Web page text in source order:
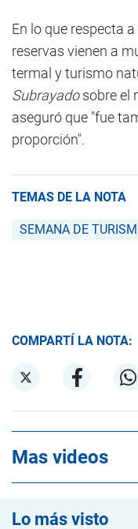
En lo que respecta
reservas vienen a
termal y turismo
Subrayadosobre el
aseguró que "fue
proporción".
TEMAS DE LA NOTA
SEMANA DE
COMPARTÍ LA NOTA:
Mas videos
Lo más visto